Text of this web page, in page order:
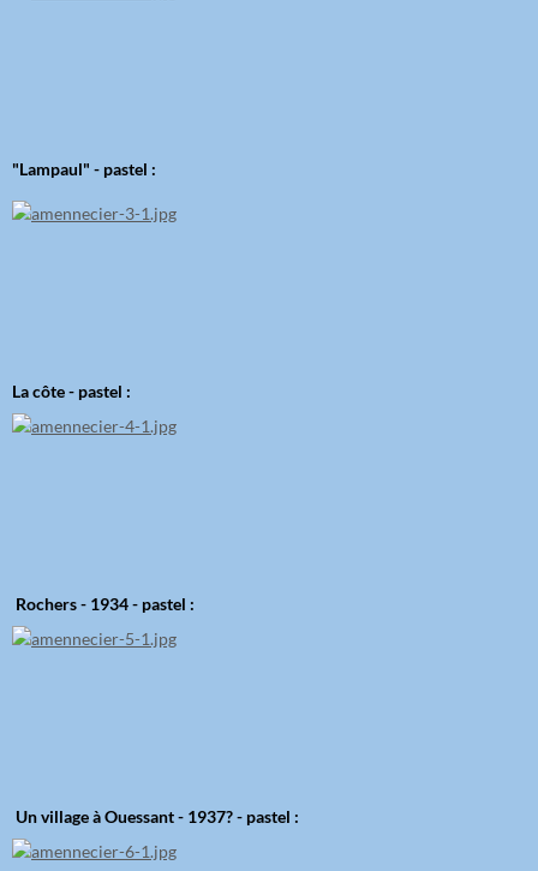
"Lampaul" - pastel :
La côte - pastel :
Rochers - 1934 - pastel :
Un village à Ouessant - 1937? - pastel :